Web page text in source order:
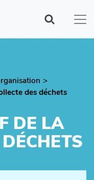
des déchets
DE LA